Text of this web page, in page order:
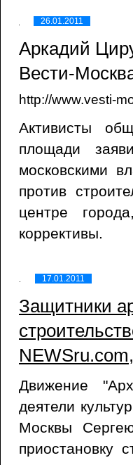
26.01.2011
Аркадий
Вести-
http://www.vesti-
Активисты
площади
московскими
против
центре
коррективы.
17.01.2011
Защитники
Движение
деятели
Москвы
приостановку